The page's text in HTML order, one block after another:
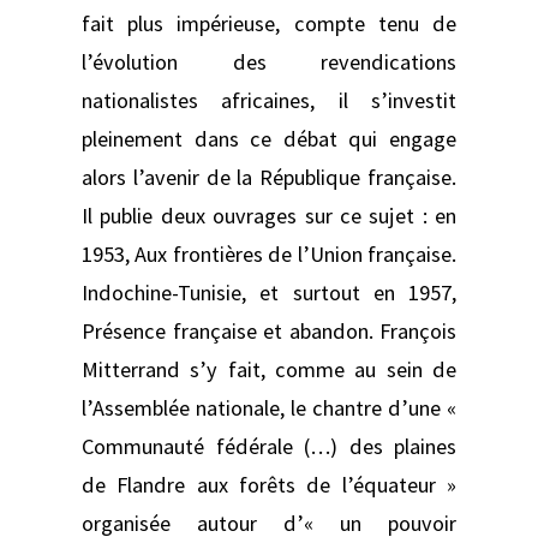
fait plus impérieuse, compte tenu de
l’évolution des revendications
nationalistes africaines, il s’investit
pleinement dans ce débat qui engage
alors l’avenir de la République française.
Il publie deux ouvrages sur ce sujet : en
1953, Aux frontières de l’Union française.
Indochine-Tunisie, et surtout en 1957,
Présence française et abandon. François
Mitterrand s’y fait, comme au sein de
l’Assemblée nationale, le chantre d’une «
Communauté fédérale (…) des plaines
de Flandre aux forêts de l’équateur »
organisée autour d’« un pouvoir